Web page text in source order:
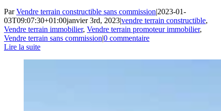
ParVendre terrain constructible sans commission|2023-01-
03T09:07:30+01:00janvier 3rd, 2023|vendre terrain constructible,
Vendre terrain immobilier, Vendre terrain promoteur immobilier,
Vendre terrain sans commission|0 commentaire
Lire la suite